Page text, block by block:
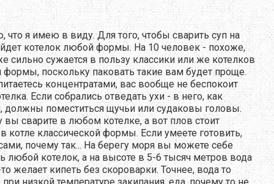
что я имею в виду. Для того, чтобы сварить суп на
котелок любой формы. На 10 человек - похоже,
сильно сужается в пользу классики или же котелков
формы, поскольку паковать такие вам будет проще.
концентратами, вас вообще не беспокоит
Если собрались отведать ухи - в него, как
поместиться щучьи или судаковы головы.
вы сварите в любом котелке, а вот плов стоит
котле классической формы. Если умеете готовить,
почему так... На берегу моря вы можете себе
любой котелок, а на высоте в 5-6 тысяч метров вода
желает кипеть без скороварки. Точнее, вода то